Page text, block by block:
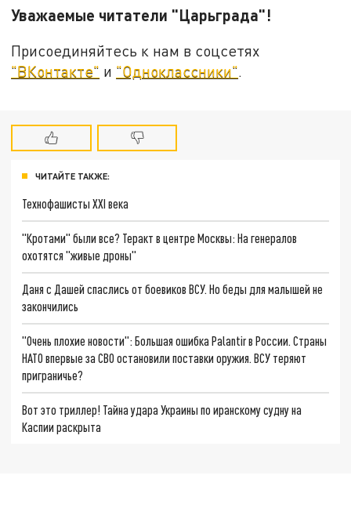
Уважаемые читатели "Царьграда"!
Присоединяйтесь к нам в соцсетях
"ВКонтакте" и "Одноклассники".
ЧИТАЙТЕ ТАКЖЕ:
Технофашисты XXI века
"Кротами" были все? Теракт в центре Москвы: На генералов
охотятся "живые дроны"
Даня с Дашей спаслись от боевиков ВСУ. Но беды для малышей не
закончились
"Очень плохие новости": Большая ошибка Palantir в России. Страны
НАТО впервые за СВО остановили поставки оружия. ВСУ теряют
приграничье?
Вот это триллер! Тайна удара Украины по иранскому судну на
Каспии раскрыта